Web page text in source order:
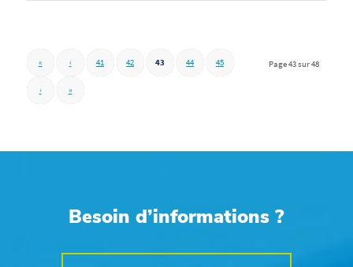
Page 43 sur 48
« ‹ 41 42 43 44 45
› »
Besoin d’informations ?